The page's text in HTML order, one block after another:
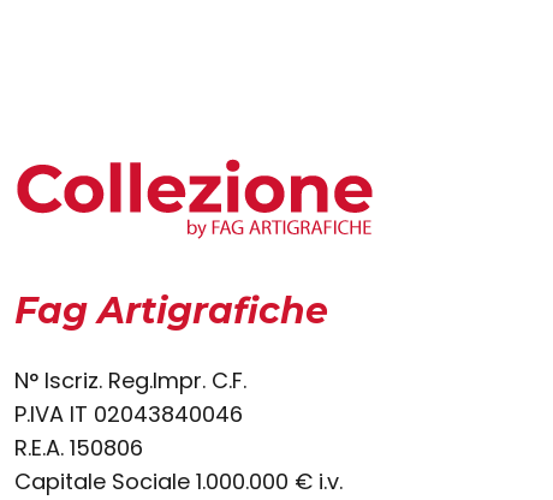
Fag Artigrafiche
N° Iscriz. Reg.Impr. C.F.
P.IVA IT 02043840046
R.E.A. 150806
Capitale Sociale 1.000.000 € i.v.